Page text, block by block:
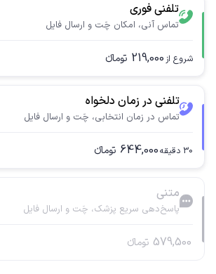
تلفنی فوری
تماس آنی، امکان چَت و ارسال فایل
شروع از 219,000 تومانء
تلفنی در زمان دلخواه
تماس در زمان انتخابی، چَت و ارسال فایل
30 دقیقه644,000 تومانء
متنی
پاسخ‌دهی سریع پزشک، چَت و ارسال فایل
579,500 تومانء